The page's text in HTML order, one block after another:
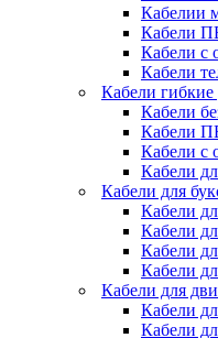
Кабелии
Кабели
Кабели с
Кабели
Кабели
Кабели
Кабели
Кабели с
Кабели
Кабели для
Кабели
Кабели
Кабели
Кабели
Кабели для
Кабели
Кабели